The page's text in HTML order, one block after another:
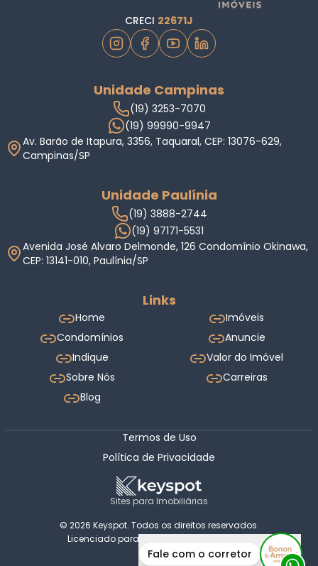
Fale com o corretor
CRECI 22671J
Unidade Campinas
(19) 3253-7070
(19) 99990-9947
Av. Barão de Itapura, 3356, Taquaral, CEP: 13076-629,
Campinas/SP
Unidade Paulínia
(19) 3888-2744
(19) 97171-5531
Avenida José Alvaro Delmonde, 126 Condomínio Okinawa,
CEP: 13141-010, Paulínia/SP
Links
Home
Imóveis
Condomínios
Anuncie
Indique
Valor do Imóvel
Sobre Nós
Carreiras
Blog
Termos de Uso
Política de Privacidade
Sites para Imobiliárias
© 2026 Keyspot. Todos os direitos reservados.
Licenciado para Bonon & Amaral Imóveis.